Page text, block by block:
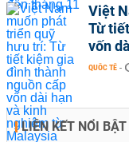
Việt
Từ
vốn
QUỐC TẾ -
LIÊN KẾT NỔI BẬT